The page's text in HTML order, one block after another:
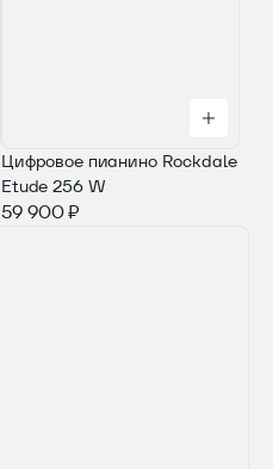
Цифровое пианино Rockdale
Etude 256 W
59 900 ₽